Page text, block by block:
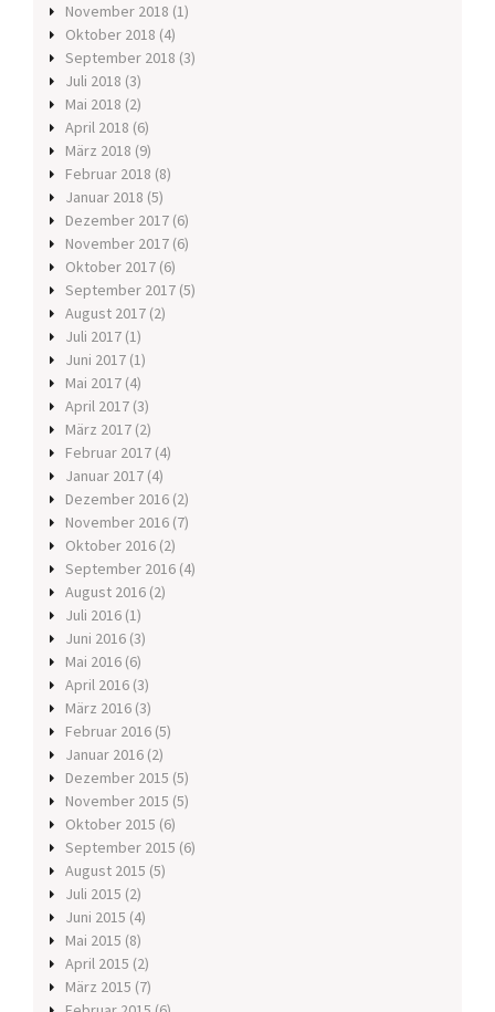
November 2018 (1)
Oktober 2018 (4)
September 2018 (3)
Juli 2018 (3)
Mai 2018 (2)
April 2018 (6)
März 2018 (9)
Februar 2018 (8)
Januar 2018 (5)
Dezember 2017 (6)
November 2017 (6)
Oktober 2017 (6)
September 2017 (5)
August 2017 (2)
Juli 2017 (1)
Juni 2017 (1)
Mai 2017 (4)
April 2017 (3)
März 2017 (2)
Februar 2017 (4)
Januar 2017 (4)
Dezember 2016 (2)
November 2016 (7)
Oktober 2016 (2)
September 2016 (4)
August 2016 (2)
Juli 2016 (1)
Juni 2016 (3)
Mai 2016 (6)
April 2016 (3)
März 2016 (3)
Februar 2016 (5)
Januar 2016 (2)
Dezember 2015 (5)
November 2015 (5)
Oktober 2015 (6)
September 2015 (6)
August 2015 (5)
Juli 2015 (2)
Juni 2015 (4)
Mai 2015 (8)
April 2015 (2)
März 2015 (7)